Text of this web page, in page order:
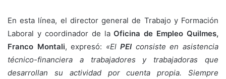
En esta línea, el director general de Trabajo y Formación
Laboral y coordinador de laOficina de Empleo Quilmes,
Franco Montali, expresó: «ElPEI consiste en asistencia
técnico-financiera a trabajadores y trabajadoras que
desarrollan su actividad por cuenta propia. Siempre